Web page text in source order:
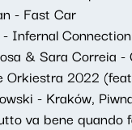
- Fast Car
Infernal Connection
& Sara Correia -
Orkiestra 2022
- Kraków,
va bene